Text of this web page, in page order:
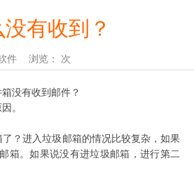
有收到？
件 浏览： 次
没有收到邮件？
。
？进入垃圾邮箱的情况比较复杂，如果
箱。如果说没有进垃圾邮箱，进行第二